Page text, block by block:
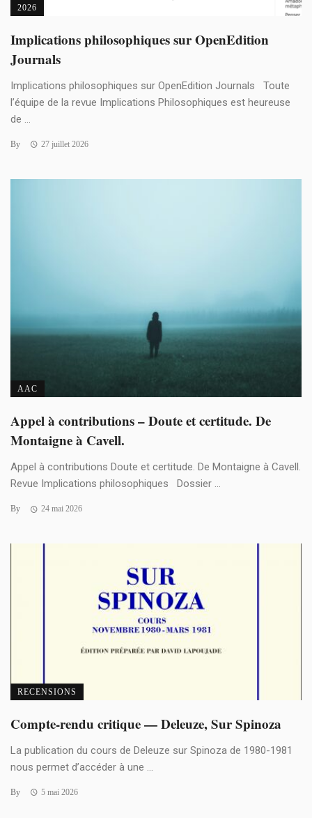
2026
Implications philosophiques sur OpenEdition
Journals
Implications philosophiques sur OpenEdition Journals Toute
l’équipe de la revue Implications Philosophiques est heureuse
de ...
By 27 juillet 2026
AAC
Appel à contributions – Doute et certitude. De
Montaigne à Cavell.
Appel à contributions Doute et certitude. De Montaigne à Cavell.
Revue Implications philosophiques Dossier ...
By 24 mai 2026
RECENSIONS
Compte-rendu critique — Deleuze, Sur Spinoza
La publication du cours de Deleuze sur Spinoza de 1980-1981
nous permet d’accéder à une ...
By 5 mai 2026